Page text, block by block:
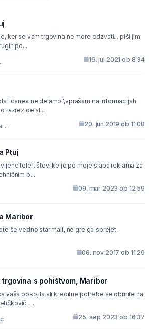
ker se vam trgovina ne more odzvati... piši jim
po...
16. jul 2021 ob 8:34
"danes ne delamo",vprašam na informacijah
razrez delal...
... 20. jun 2019 ob 11:08
Ptuj
telef. številke je po moje slaba reklama za
b...
09. mar 2023 ob 12:59
Maribor
še vedno star mail, ne gre ga sprejet,
06. nov 2017 ob 11:29
trgovina s pohištvom, Maribor
vaša posojila ali kreditne potrebe se obrnite na
...
25. sep 2023 ob 16:37